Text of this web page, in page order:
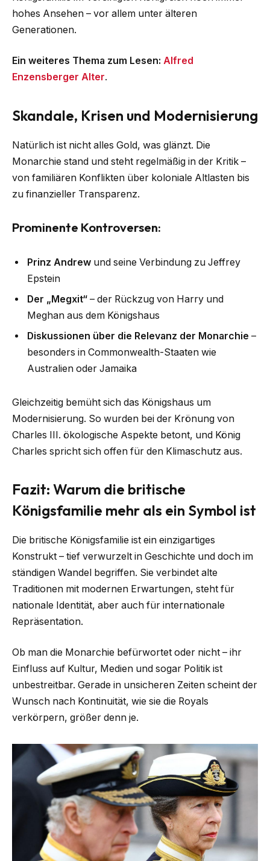
hohes Ansehen – vor allem unter älteren
Generationen.
Ein weiteres Thema zum Lesen: Alfred
Enzensberger Alter.
Skandale, Krisen und Modernisierung
Natürlich ist nicht alles Gold, was glänzt. Die
Monarchie stand und steht regelmäßig in der Kritik –
von familiären Konflikten über koloniale Altlasten bis
zu finanzieller Transparenz.
Prominente Kontroversen:
Prinz Andrew und seine Verbindung zu Jeffrey
Epstein
Der „Megxit“ – der Rückzug von Harry und
Meghan aus dem Königshaus
Diskussionen über die Relevanz der Monarchie –
besonders in Commonwealth-Staaten wie
Australien oder Jamaika
Gleichzeitig bemüht sich das Königshaus um
Modernisierung. So wurden bei der Krönung von
Charles III. ökologische Aspekte betont, und König
Charles spricht sich offen für den Klimaschutz aus.
Fazit: Warum die britische
Königsfamilie mehr als ein Symbol ist
Die britische Königsfamilie ist ein einzigartiges
Konstrukt – tief verwurzelt in Geschichte und doch im
ständigen Wandel begriffen. Sie verbindet alte
Traditionen mit modernen Erwartungen, steht für
nationale Identität, aber auch für internationale
Repräsentation.
Ob man die Monarchie befürwortet oder nicht – ihr
Einfluss auf Kultur, Medien und sogar Politik ist
unbestreitbar. Gerade in unsicheren Zeiten scheint der
Wunsch nach Kontinuität, wie sie die Royals
verkörpern, größer denn je.